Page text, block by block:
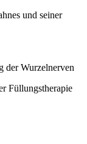
und seiner
der Wurzelnerven
Füllungstherapie